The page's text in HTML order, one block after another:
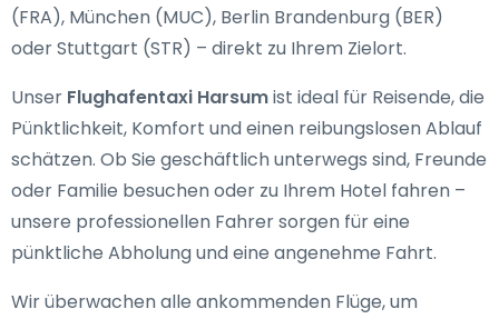
(FRA), München (MUC), Berlin Brandenburg (BER)
oder Stuttgart (STR) – direkt zu Ihrem Zielort.
Unser Flughafentaxi Harsumist ideal für Reisende, die
Pünktlichkeit, Komfort und einen reibungslosen Ablauf
schätzen. Ob Sie geschäftlich unterwegs sind, Freunde
oder Familie besuchen oder zu Ihrem Hotel fahren –
unsere professionellen Fahrer sorgen für eine
pünktliche Abholung und eine angenehme Fahrt.
Wir überwachen alle ankommenden Flüge, um